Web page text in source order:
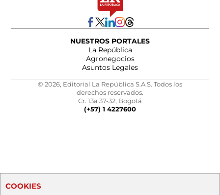
NUESTROS PORTALES
La República
Agronegocios
Asuntos Legales
© 2026, Editorial La República S.A.S. Todos los
derechos reservados.
Cr. 13a 37-32, Bogotá
(+57) 1 4227600
COOKIES